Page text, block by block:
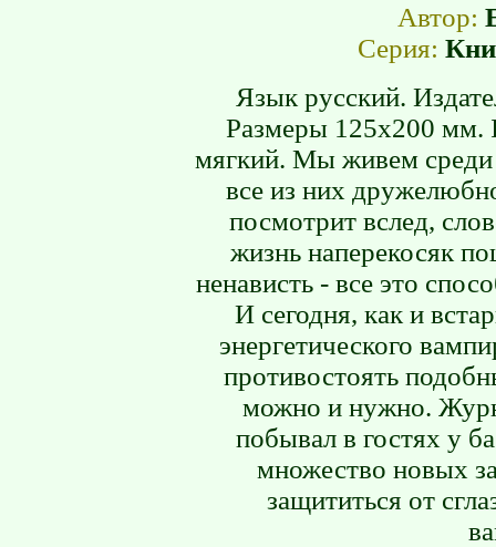
Автор:
Серия:
Язык русский.
Размеры 125х200 мм.
мягкий. Мы живем среди
все из них
посмотрит вслед,
жизнь наперекосяк
ненависть - все это
И сегодня, как и
энергетического
противостоять
можно и нужно.
побывал в гостях у
множество новых
защититься от